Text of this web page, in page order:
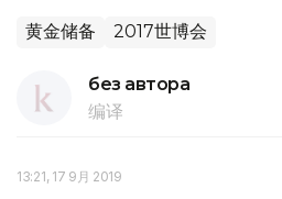
黄金储备 2017世博会
без автора
编译
13:21, 17 9月 2019